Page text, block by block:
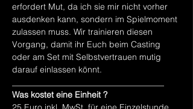
erfordert Mut, da ich sie mir nicht vorher
ausdenken kann, sondern im Spielmoment
zulassen muss. Wir trainieren diesen
Vorgang, damit ihr Euch beim Casting
oder am Set mit Selbstvertrauen mutig
darauf einlassen könnt.
Was kostet eine Einheit ?